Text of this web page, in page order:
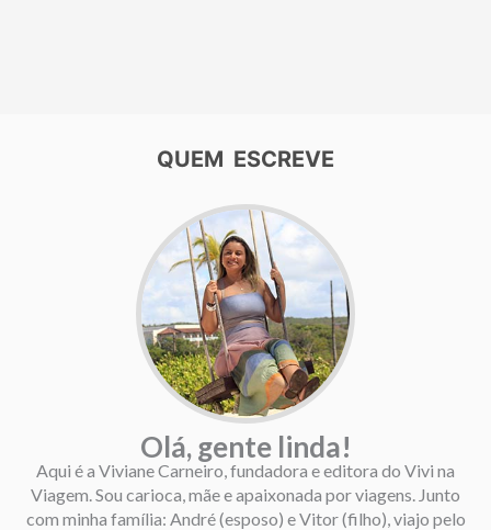
QUEM ESCREVE
Olá, gente linda!
Aqui é a Viviane Carneiro, fundadora e editora do Vivi na
Viagem. Sou carioca, mãe e apaixonada por viagens. Junto
com minha família: André (esposo) e Vitor (filho), viajo pelo